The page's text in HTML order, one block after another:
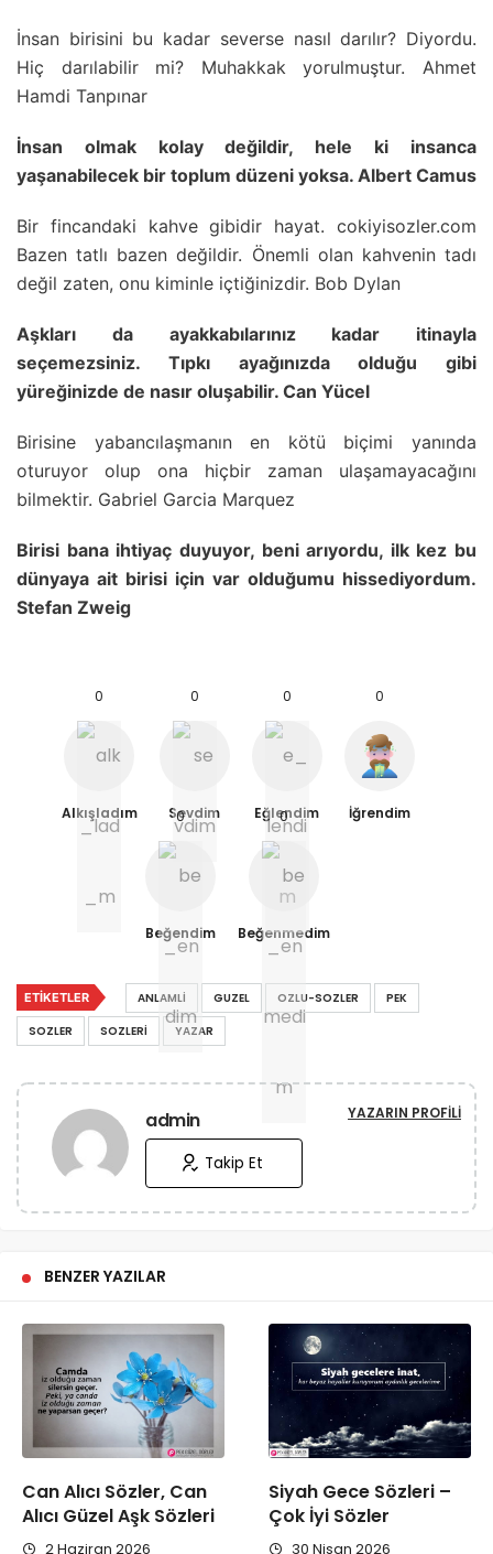
İnsan birisini bu kadar severse nasıl darılır? Diyordu.
Hiç darılabilir mi? Muhakkak yorulmuştur. Ahmet
Hamdi Tanpınar
İnsan olmak kolay değildir, hele ki insanca
yaşanabilecek bir toplum düzeni yoksa. Albert Camus
Bir fincandaki kahve gibidir hayat. cokiyisozler.com
Bazen tatlı bazen değildir. Önemli olan kahvenin tadı
değil zaten, onu kiminle içtiğinizdir. Bob Dylan
Aşkları da ayakkabılarınız kadar itinayla
seçemezsiniz. Tıpkı ayağınızda olduğu gibi
yüreğinizde de nasır oluşabilir. Can Yücel
Birisine yabancılaşmanın en kötü biçimi yanında
oturuyor olup ona hiçbir zaman ulaşamayacağını
bilmektir. Gabriel Garcia Marquez
Birisi bana ihtiyaç duyuyor, beni arıyordu, ilk kez bu
dünyaya ait birisi için var olduğumu hissediyordum.
Stefan Zweig
0
Alkışladım
0
Sevdim
0
Eğlendim
0
İğrendim
0
Beğendim
0
Beğenmedim
ETIKETLER ANLAMLI GUZEL OZLU-SOZLER
PEK
SOZLER
SOZLERI YAZAR
admin YAZARIN PROFILI
Takip Et
BENZER YAZILAR
Can Alıcı Sözler, Can
Alıcı Güzel Aşk Sözleri
2 Haziran 2026
Siyah Gece Sözleri –
Çok İyi Sözler
30 Nisan 2026